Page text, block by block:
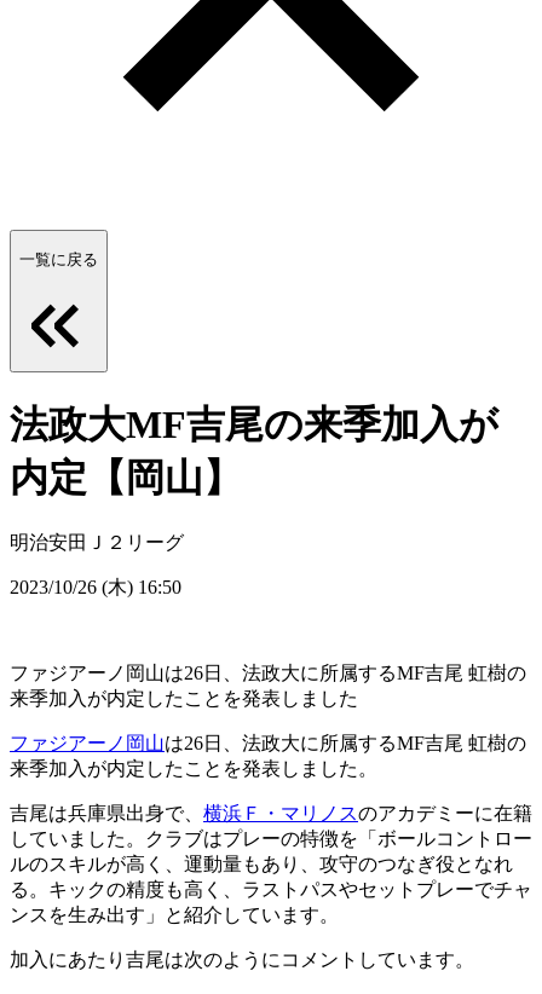
一覧に戻る
法政大MF吉尾の来季加入が
内定【岡山】
明治安田Ｊ２リーグ
2023/10/26 (木) 16:50
ファジアーノ岡山は26日、法政大に所属するMF吉尾 虹樹の
来季加入が内定したことを発表しました
ファジアーノ岡山は26日、法政大に所属するMF吉尾 虹樹の
来季加入が内定したことを発表しました。
吉尾は兵庫県出身で、 横浜Ｆ・マリノスのアカデミーに在籍
していました。クラブはプレーの特徴を「ボールコントロー
ルのスキルが高く、運動量もあり、攻守のつなぎ役となれ
る。キックの精度も高く、ラストパスやセットプレーでチャ
ンスを生み出す」と紹介しています。
加入にあたり吉尾は次のようにコメントしています。